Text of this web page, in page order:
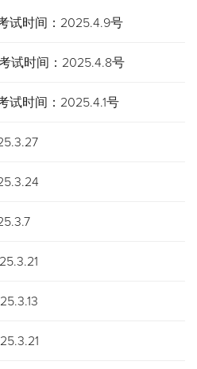
试时间：2025.4.9号
试时间：2025.4.8号
试时间：2025.4.1号